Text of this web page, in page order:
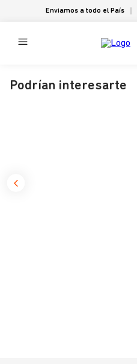
Enviamos a todo el País
Podrían interesarte